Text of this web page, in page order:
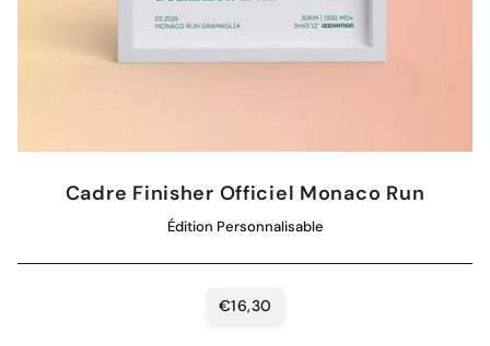
Cadre Finisher Officiel Monaco Run
Édition Personnalisable
€16,30